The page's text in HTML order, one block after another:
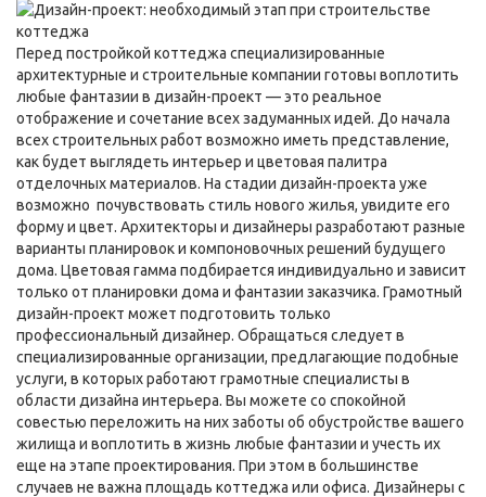
Перед постройкой коттеджа специализированные
архитектурные и строительные компании готовы воплотить
любые фантазии в дизайн-проект — это реальное
отображение и сочетание всех задуманных идей. До начала
всех строительных работ возможно иметь представление,
как будет выглядеть интерьер и цветовая палитра
отделочных материалов. На стадии дизайн-проекта уже
возможно почувствовать стиль нового жилья, увидите его
форму и цвет. Архитекторы и дизайнеры разработают разные
варианты планировок и компоновочных решений будущего
дома. Цветовая гамма подбирается индивидуально и зависит
только от планировки дома и фантазии заказчика. Грамотный
дизайн-проект может подготовить только
профессиональный дизайнер. Обращаться следует в
специализированные организации, предлагающие подобные
услуги, в которых работают грамотные специалисты в
области дизайна интерьера. Вы можете со спокойной
совестью переложить на них заботы об обустройстве вашего
жилища и воплотить в жизнь любые фантазии и учесть их
еще на этапе проектирования. При этом в большинстве
случаев не важна площадь коттеджа или офиса. Дизайнеры с